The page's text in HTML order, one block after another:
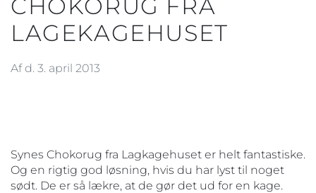
CHOKORUG FRA
LAGEKAGEHUSET
Af d. 3. april 2013
Synes Chokorug fra Lagkagehuset er helt fantastiske.
Og en rigtig god løsning, hvis du har lyst til noget
sødt. De er så lækre, at de gør det ud for en kage.